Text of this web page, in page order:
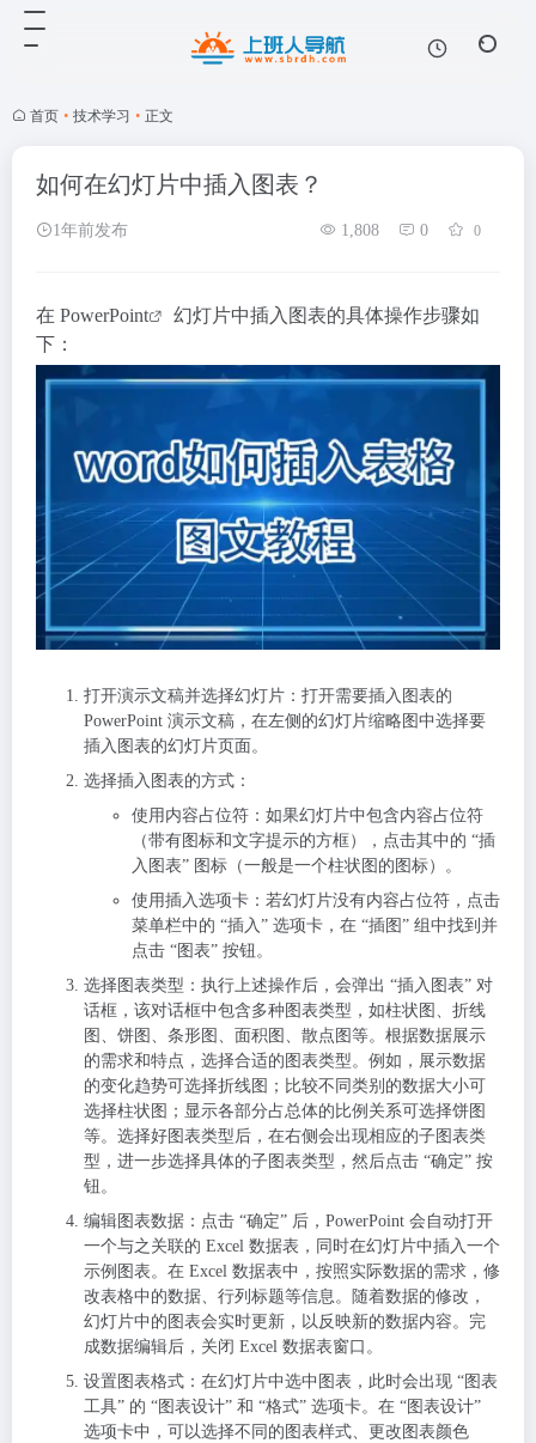
首页 • 技术学习 • 正文
如何在幻灯片中插入图表？
1年前发布 1,808 0 0
在 PowerPoint
幻灯片中插入图表的具体操作步骤如
下：
打开演示文稿并选择幻灯片 ：打开需要插入图表的
PowerPoint 演示文稿，在左侧的幻灯片缩略图中选择要
插入图表的幻灯片页面。
选择插入图表的方式 ：
使用内容占位符 ：如果幻灯片中包含内容占位符
（带有图标和文字提示的方框），点击其中的 “插
入图表” 图标（一般是一个柱状图的图标）。
使用插入选项卡 ：若幻灯片没有内容占位符，点击
菜单栏中的 “插入” 选项卡，在 “插图” 组中找到并
点击 “图表” 按钮。
选择图表类型 ：执行上述操作后，会弹出 “插入图表” 对
话框，该对话框中包含多种图表类型，如柱状图、折线
图、饼图、条形图、面积图、散点图等。根据数据展示
的需求和特点，选择合适的图表类型。例如，展示数据
的变化趋势可选择折线图；比较不同类别的数据大小可
选择柱状图；显示各部分占总体的比例关系可选择饼图
等。选择好图表类型后，在右侧会出现相应的子图表类
型，进一步选择具体的子图表类型，然后点击 “确定” 按
钮。
编辑图表数据 ：点击 “确定” 后，PowerPoint 会自动打开
一个与之关联的 Excel 数据表，同时在幻灯片中插入一个
示例图表。在 Excel 数据表中，按照实际数据的需求，修
改表格中的数据、行列标题等信息。随着数据的修改，
幻灯片中的图表会实时更新，以反映新的数据内容。完
成数据编辑后，关闭 Excel 数据表窗口。
设置图表格式 ：在幻灯片中选中图表，此时会出现 “图表
工具” 的 “图表设计” 和 “格式” 选项卡。在 “图表设计”
选项卡中，可以选择不同的图表样式、更改图表颜色